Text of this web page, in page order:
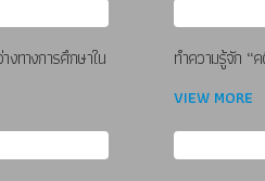
ทางการศึกษาใน ทำความรู้จัก “
VIEW MORE